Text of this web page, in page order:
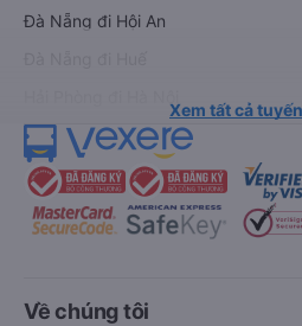
Đà Nẵng đi Hội An
Xem tất cả
Về chúng tôi